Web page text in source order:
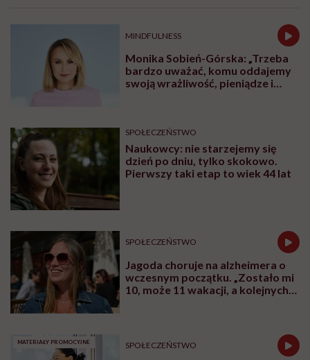
MINDFULNESS
Monika Sobień-Górska: „Trzeba
bardzo uważać, komu oddajemy
swoją wrażliwość, pieniądze i
SPOŁECZEŃSTWO
Naukowcy: nie starzejemy się
dzień po dniu, tylko skokowo.
Pierwszy taki etap to wiek 44 lat
SPOŁECZEŃSTWO
Jagoda choruje na alzheimera o
wczesnym początku. „Zostało mi
10, może 11 wakacji, a kolejnych
MATERIAŁY PROMOCYJNE SPOŁECZEŃSTWO